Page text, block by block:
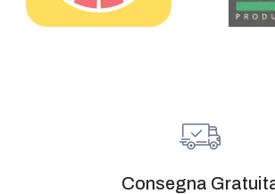
Consegna